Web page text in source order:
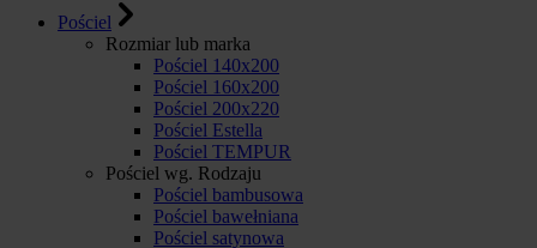
Pościel
Rozmiar lub marka
Pościel 140x200
Pościel 160x200
Pościel 200x220
Pościel Estella
Pościel TEMPUR
Pościel wg. Rodzaju
Pościel bambusowa
Pościel bawełniana
Pościel satynowa